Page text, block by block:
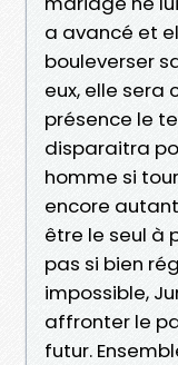
a avancé et
bouleverser
eux, elle sera
présence le
disparaitra
homme si
encore
être le seul à
pas si bien
impossible,
affronter le
futur.